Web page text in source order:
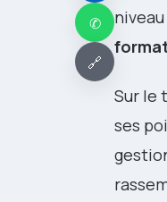
✆
🔗
Sur le
ses